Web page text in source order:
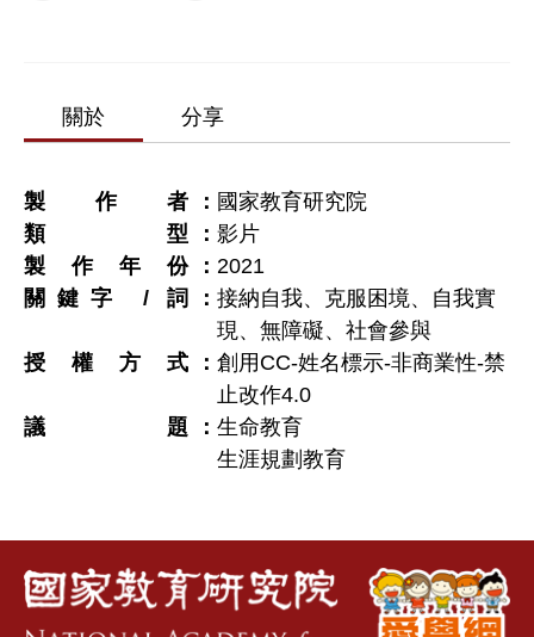
關於 分享
製作者
國家教育研究院
類型
影片
製作年份
2021
關鍵字 / 詞
接納自我、克服困境、自我實
現、無障礙、社會參與
授權方式
創用CC-姓名標示-非商業性-禁
止改作4.0
議題
生命教育
生涯規劃教育